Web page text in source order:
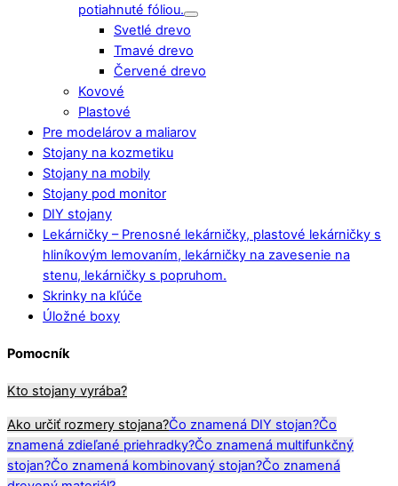
potiahnuté fóliou.
Svetlé drevo
Tmavé drevo
Červené drevo
Kovové
Plastové
Pre modelárov a maliarov
Stojany na kozmetiku
Stojany na mobily
Stojany pod monitor
DIY stojany
Lekárničky – Prenosné lekárničky, plastové lekárničky s
hliníkovým lemovaním, lekárničky na zavesenie na
stenu, lekárničky s popruhom.
Skrinky na kľúče
Úložné boxy
Pomocník
Kto stojany vyrába?
Ako určiť rozmery stojana?Čo znamená DIY stojan?Čo
znamená zdieľané priehradky?Čo znamená multifunkčný
stojan?Čo znamená kombinovaný stojan?Čo znamená